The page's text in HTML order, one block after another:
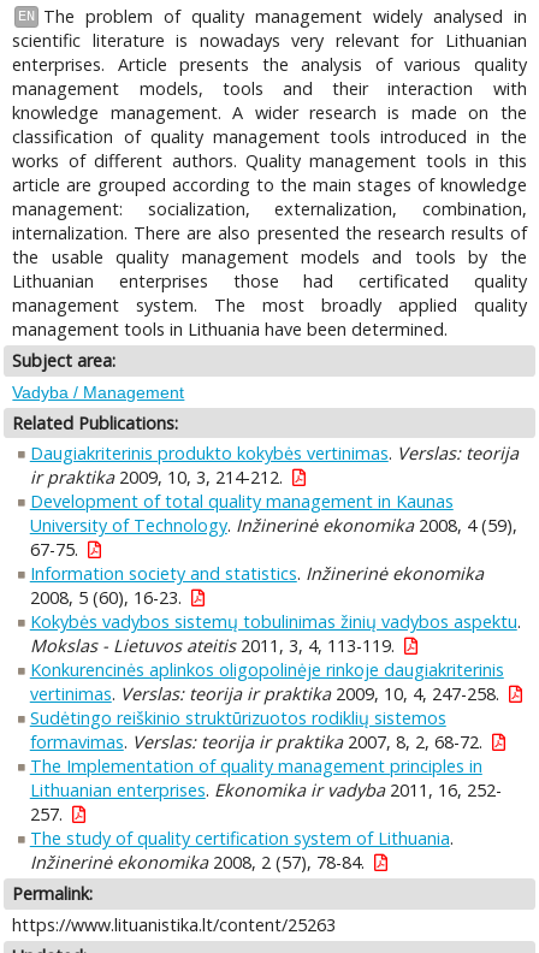
EN
The problem of quality management widely analysed in
scientific literature is nowadays very relevant for Lithuanian
enterprises. Article presents the analysis of various quality
management models, tools and their interaction with
knowledge management. A wider research is made on the
classification of quality management tools introduced in the
works of different authors. Quality management tools in this
article are grouped according to the main stages of knowledge
management: socialization, externalization, combination,
internalization. There are also presented the research results of
the usable quality management models and tools by the
Lithuanian enterprises those had certificated quality
management system. The most broadly applied quality
management tools in Lithuania have been determined.
Subject area:
Vadyba / Management
Related Publications:
Daugiakriterinis produkto kokybės vertinimas. Verslas: teorija
ir praktika2009, 10, 3, 214-212.
Development of total quality management in Kaunas
University of Technology. Inžinerinė ekonomika2008, 4 (59),
67-75.
Information society and statistics. Inžinerinė ekonomika
2008, 5 (60), 16-23.
Kokybės vadybos sistemų tobulinimas žinių vadybos aspektu.
Mokslas - Lietuvos ateitis2011, 3, 4, 113-119.
Konkurencinės aplinkos oligopolinėje rinkoje daugiakriterinis
vertinimas. Verslas: teorija ir praktika2009, 10, 4, 247-258.
Sudėtingo reiškinio struktūrizuotos rodiklių sistemos
formavimas. Verslas: teorija ir praktika2007, 8, 2, 68-72.
The Implementation of quality management principles in
Lithuanian enterprises. Ekonomika ir vadyba2011, 16, 252-
257.
The study of quality certification system of Lithuania.
Inžinerinė ekonomika2008, 2 (57), 78-84.
Permalink:
https://www.lituanistika.lt/content/25263